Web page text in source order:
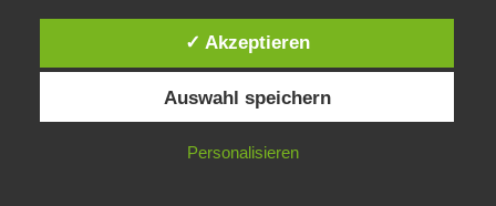
Razzia in der JVA Rheinbach
Razzia in der JVA Rheinbach
Diese Website verwendet Cookies. Durch die weitere Nutzung dieser
Website stimmst du der Verwendung von Cookies zu.
IN ORDNUNG
✓ Akzeptieren
Auswahl speichern
Personalisieren